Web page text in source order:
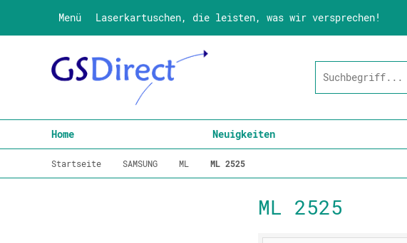
Menü Laserkartuschen, die leisten, was wir versprechen!
Home Neuigkeiten
Startseite SAMSUNG ML ML 2525
ML 2525